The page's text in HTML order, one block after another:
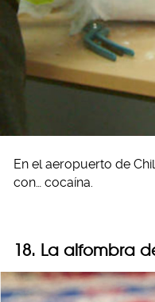
En el aeropuerto de
con… cocaína.
18. La alfombra